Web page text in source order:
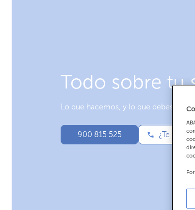
Todo sobre tu
Lo que hacemos, y lo que debes
900 815 525 ¿Te